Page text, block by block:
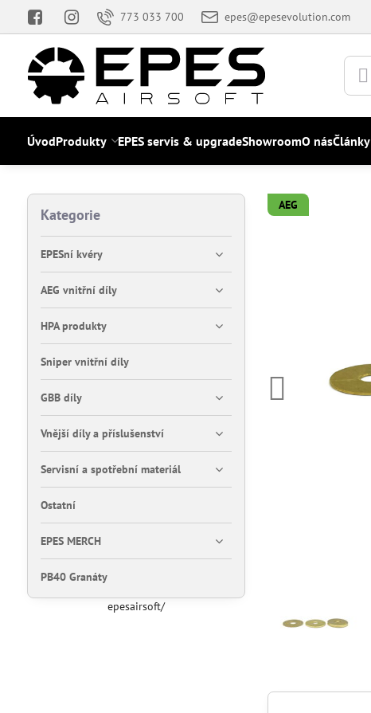
773 033 700 epes@epesevolution.com
ÚvodProdukty EPES servis & upgradeShowroomO násČlánky
AEG
Kategorie
EPESní kvéry
AEG vnitřní díly
HPA produkty
Sniper vnitřní díly
GBB díly
Vnější díly a příslušenství
Servisní a spotřební materiál
Ostatní
EPES MERCH
PB40 Granáty
epesairsoft/